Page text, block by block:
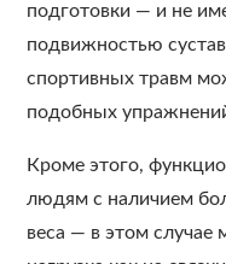
подготовки — и не
подвижностью
спортивных травм
подобных
Кроме этого,
людям с наличием
веса — в этом случае